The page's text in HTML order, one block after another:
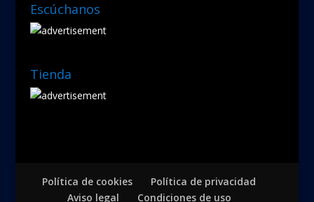
Escúchanos
Tienda
Política de cookies
Política de privacidad
Aviso legal
Condiciones de uso